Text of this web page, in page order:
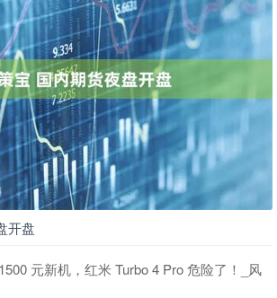
开盘
元新机，红米 Turbo 4 Pro 危险了！_风